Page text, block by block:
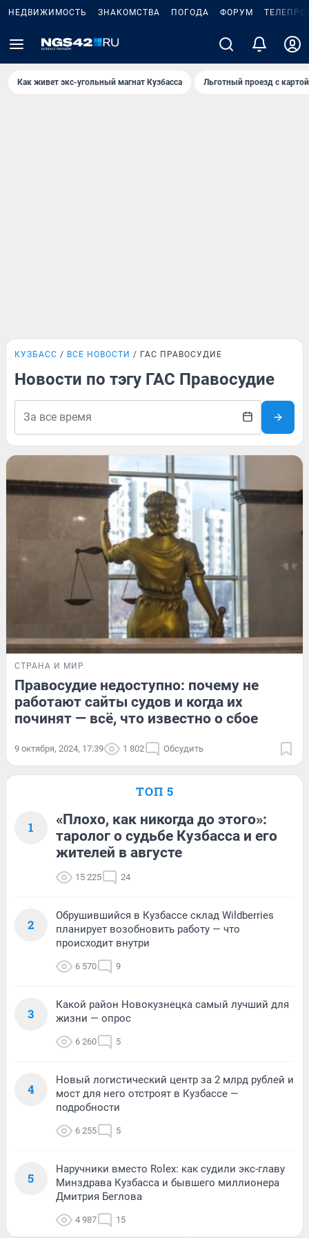
НЕДВИЖИМОСТЬ ЗНАКОМСТВА ПОГОДА ФОРУМ
Как живет экс-угольный магнат Кузбасса Льготный проезд с
КУЗБАСС ВСЕ НОВОСТИ ГАС ПРАВОСУДИЕ
Новости по тэгу ГАС Правосудие
СТРАНА И МИР
Правосудие недоступно: почему не
работают сайты судов и когда их
починят — всё, что известно о сбое
9 октября, 2024, 17:39 1 802 Обсудить
ТОП 5
1
«Плохо, как никогда до этого»:
таролог о судьбе Кузбасса и его
жителей в августе
15 225 24
2
Обрушившийся в Кузбассе склад Wildberries
планирует возобновить работу — что
происходит внутри
6 570 9
3
Какой район Новокузнецка самый лучший для
жизни — опрос
6 260 5
4
Новый логистический центр за 2 млрд рублей и
мост для него отстроят в Кузбассе —
подробности
6 255 5
5
Наручники вместо Rolex: как судили экс-главу
Минздрава Кузбасса и бывшего миллионера
Дмитрия Беглова
4 987 15